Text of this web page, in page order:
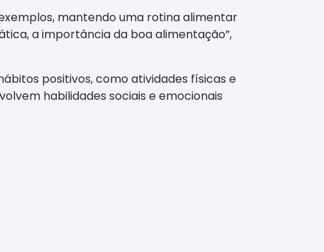
mantendo uma rotina alimentar
a importância da boa alimentação”,
positivos, como atividades físicas e
habilidades sociais e emocionais